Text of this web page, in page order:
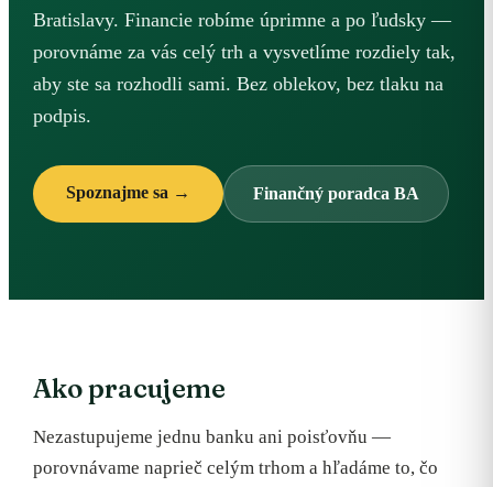
Bratislavy. Financie robíme úprimne a po ľudsky —
porovnáme za vás celý trh a vysvetlíme rozdiely tak,
aby ste sa rozhodli sami. Bez oblekov, bez tlaku na
podpis.
Spoznajme sa → Finančný poradca BA
Ako pracujeme
Nezastupujeme jednu banku ani poisťovňu —
porovnávame naprieč celým trhom a hľadáme to, čo